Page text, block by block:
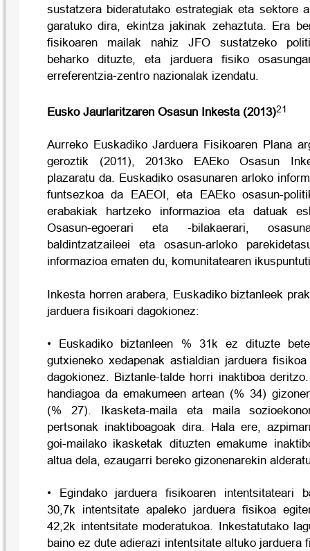
sustatzera bideratutako estrategiak eta sektore
garatuko dira, ekintza jakinak zehaztuta. Era
fisikoaren mailak nahiz JFO sustatzeko
beharko dituzte, eta jarduera fisiko
erreferentzia-zentro nazionalak izendatu.
Eusko Jaurlaritzaren Osasun Inkesta (2013)21
Aurreko Euskadiko Jarduera Fisikoaren Plana
geroztik (2011), 2013ko EAEko Osasun
plazaratu da. Euskadiko osasunaren arloko
funtsezkoa da EAEOI, eta EAEko osasun-
erabakiak hartzeko informazioa eta datuak
Osasun-egoerari eta -bilakaerari,
baldintzatzaileei eta osasun-arloko
informazioa ematen du, komunitatearen
Inkesta horren arabera, Euskadiko biztanleek
jarduera fisikoari dagokionez:
• Euskadiko biztanleen % 31k ez dituzte
gutxieneko xedapenak astialdian jarduera
dagokionez. Biztanle-talde horri inaktiboa
handiagoa da emakumeen artean (% 34)
(% 27). Ikasketa-maila eta maila
pertsonak inaktiboagoak dira. Hala ere,
goi-mailako ikasketak dituzten emakume
altua dela, ezaugarri bereko gizonenarekin
• Egindako jarduera fisikoaren intentsitateari
30,7k intentsitate apaleko jarduera fisikoa
42,2k intentsitate moderatukoa. Inkestatutako
baino ez dute adierazi intentsitate altuko jarduera